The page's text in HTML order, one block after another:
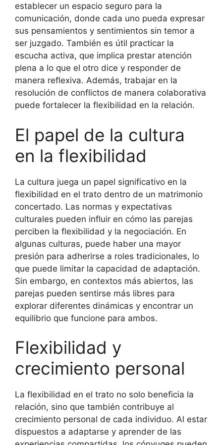
establecer un espacio seguro para la
comunicación, donde cada uno pueda expresar
sus pensamientos y sentimientos sin temor a
ser juzgado. También es útil practicar la
escucha activa, que implica prestar atención
plena a lo que el otro dice y responder de
manera reflexiva. Además, trabajar en la
resolución de conflictos de manera colaborativa
puede fortalecer la flexibilidad en la relación.
El papel de la cultura
en la flexibilidad
La cultura juega un papel significativo en la
flexibilidad en el trato dentro de un matrimonio
concertado. Las normas y expectativas
culturales pueden influir en cómo las parejas
perciben la flexibilidad y la negociación. En
algunas culturas, puede haber una mayor
presión para adherirse a roles tradicionales, lo
que puede limitar la capacidad de adaptación.
Sin embargo, en contextos más abiertos, las
parejas pueden sentirse más libres para
explorar diferentes dinámicas y encontrar un
equilibrio que funcione para ambos.
Flexibilidad y
crecimiento personal
La flexibilidad en el trato no solo beneficia la
relación, sino que también contribuye al
crecimiento personal de cada individuo. Al estar
dispuestos a adaptarse y aprender de las